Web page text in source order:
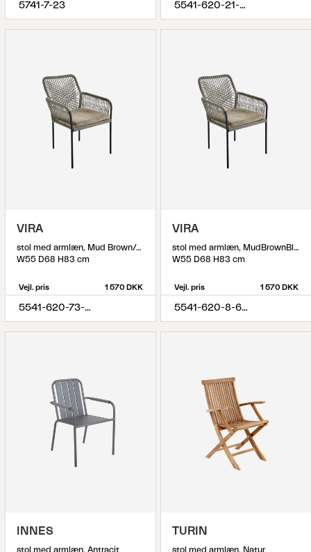
5741-7-23 5541-620-21-620
VIRA
stol med armlæn, Mud Brown/Anthracite
W55 D68 H83 cm
Vejl. pris 1 570 DKK
5541-620-73-620
VIRA
stol med armlæn, MudBrownBlack
W55 D68 H83 cm
Vejl. pris 1 570 DKK
5541-620-8-620
INNES
stol med armlæn, Antracit
TURIN
stol med armlæn, Natur